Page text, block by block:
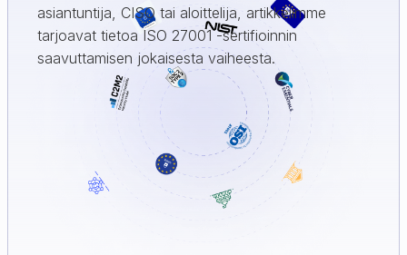
asiantuntija, CISO tai aloittelija, artikkelimme
tarjoavat tietoa ISO 27001 -sertifioinnin
saavuttamisen jokaisesta vaiheesta.